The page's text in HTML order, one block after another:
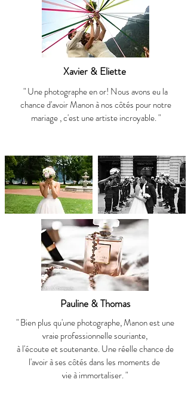
Xavier & Eliette
" Une photographe en or! Nous avons eu la
chance d'avoir Manon à nos côtés pour notre
mariage , c'est une artiste incroyable. "
Pauline & Thomas
" Bien plus qu'une photographe, Manon est une
vraie professionnelle souriante,
à l'écoute et soutenante. Une réelle chance de
l'avoir à ses côtés dans les moments de
vie à immortaliser. "